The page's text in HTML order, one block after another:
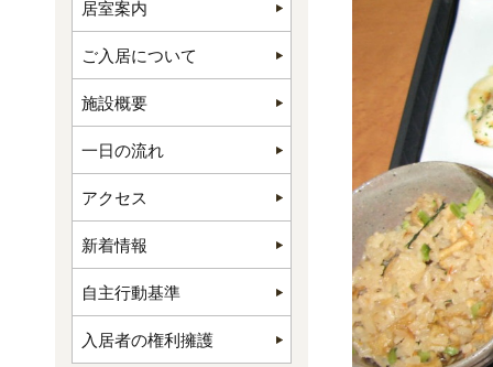
居室案内
ご入居について
施設概要
一日の流れ
アクセス
新着情報
自主行動基準
入居者の権利擁護